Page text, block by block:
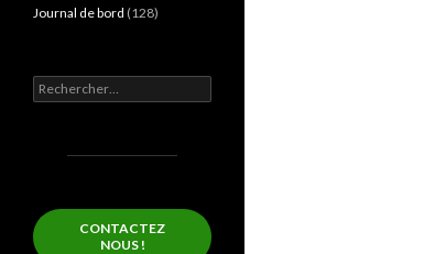
Journal de bord (128)
Rechercher :
CONTACTEZ
NOUS !